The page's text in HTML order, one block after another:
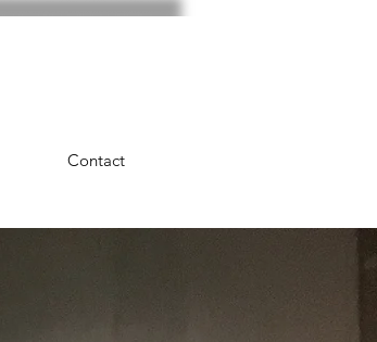
Contact